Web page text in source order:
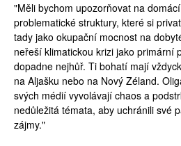
"Měli bychom upozorňovat na
problematické struktury, které si
tady jako okupační mocnost na
neřeší klimatickou krizi jako primární
dopadne nejhůř. Ti bohatí mají
na Aljašku nebo na Nový Zéland.
svých médií vyvolávají chaos a
nedůležitá témata, aby uchránili své
zájmy."